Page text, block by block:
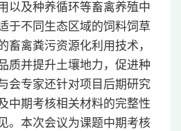
以及种养循环等畜禽养殖中
于不同生态区域的饲料饲草
畜禽粪污资源化利用技术，
质并提升土壤地力，促进种
会专家还针对项目后期研究
中期考核相关材料的完整性
。本次会议为课题中期考核